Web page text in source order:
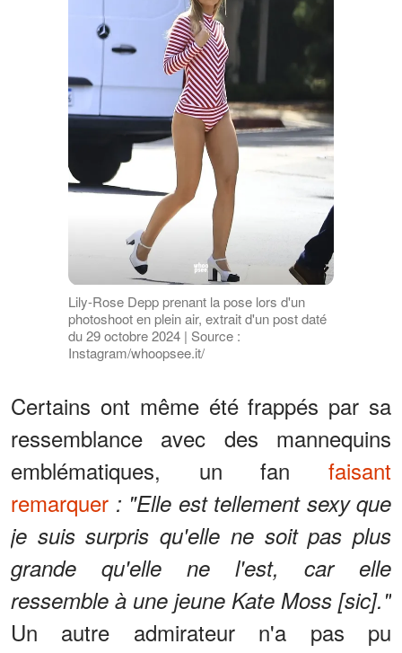
Lily-Rose Depp prenant la pose lors d'un
photoshoot en plein air, extrait d'un post daté
du 29 octobre 2024 | Source :
Instagram/whoopsee.it/
Certains ont même été frappés par sa
ressemblance avec des mannequins
emblématiques, un fan faisant
remarquer : "Elle est tellement sexy que
je suis surpris qu'elle ne soit pas plus
grande qu'elle ne l'est, car elle
ressemble à une jeune Kate Moss [sic]."
Un autre admirateur n'a pas pu